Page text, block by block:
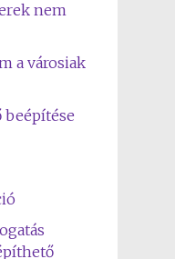
nem
a városiak
beépítése